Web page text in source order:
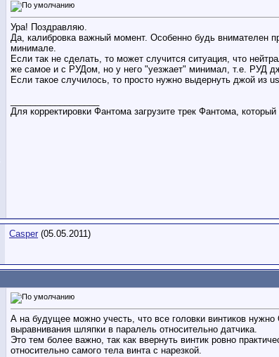
Ура! Поздравляю.
Да, калибровка важный момент. Особенно будь внимателен
минимале.
Если так не сделать, то может случится ситуация, что
же самое и с РУДом, но у него "уезжает" минимал, т.е. РУД
Если такое случилось, то просто нужно выдернуть джой из
Для корректировки Фантома загрузите трек Фантома, который
Casper (05.05.2011)
А на будущее можно учесть, что все головки винтиков
выравнивания шляпки в паралель относительно датчика.
Это тем более важно, так как ввернуть винтик ровно
относительно самого тела винта с нарезкой.